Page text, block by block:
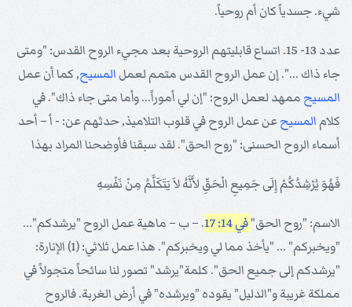
شيء. جسدياً كان أم روحياً.
عدد 13- 15. اتساع قابليتهم الروحية بعد مجيء الروح القدس: "ومتى
جاء ذاك ...". إن عمل الروح القدس متمم لعمل المسيح, كما أن عمل
المسيح ممهد لعمل الروح: "إن لي أموراً... وأما متى جاء ذاك". في
كلام المسيحعن عمل الروح في قلوب التلاميذ, حدثهم عن: - أ – أحد
أسماء الروح الحسنى: "روح الحق". لقد سبقنا فأوضحنا المراد بهذا
فَهُوَ يُرْشِدُكُمْ إِلَى جَمِيعِ الْحَقِّ لأَنَّهُ لاَ يَتَكَلَّمُ مِنْ نَفْسِهِ
الاسم: "روح الحق"في 14: 17
. – ب – ماهية عمل الروح "يرشدكم"...
"ويخبركم" ... "يأخذ مما لي ويخبركم". هذا عمل ثلاثي: (1) الإنارة:
"يرشدكم إلى جميع الحق". كلمة"يرشد" تصور لنا سائحاً متجولاً في
مملكة غريبة و"الدليل" يقوده "ويرشده" في أرض الغربة. فالروح